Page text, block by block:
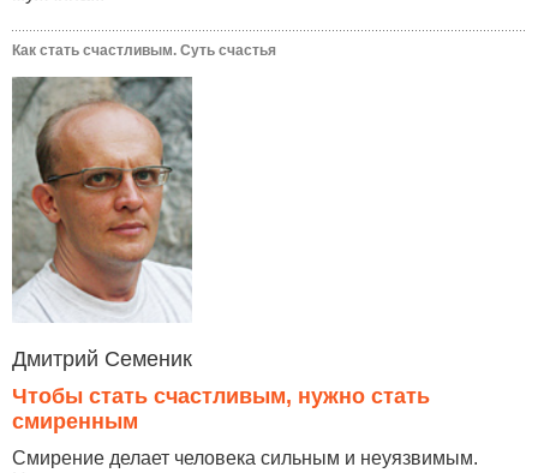
Как стать счастливым. Суть счастья
Дмитрий Семеник
Чтобы стать счастливым, нужно стать
смиренным
Смирение делает человека сильным и неуязвимым.